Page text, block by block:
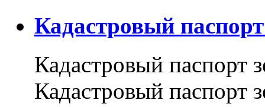
Кадастровый
Кадастровый паспорт
Кадастровый паспорт